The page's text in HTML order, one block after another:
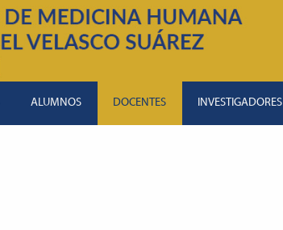
ALUMNOS DOCENTES INVESTIGADORES